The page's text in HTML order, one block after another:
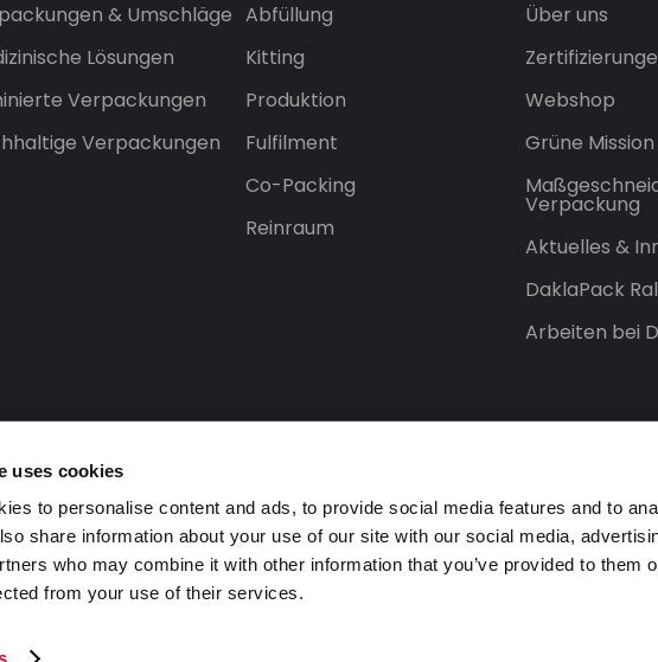
uses cookies
to personalise content and ads, to provide social media features and to
share information about your use of our site with our social media,
who may combine it with other information that you’ve provided to them
from your use of their services.
& Umschläge
Lösungen
Verpackungen
Verpackungen
Abfüllung
Kitting
Produktion
Fulfilment
Co-Packing
Reinraum
Über uns
Webshop
Grüne Mission
Verpackung
Aktuelles &
DaklaPack
Arbeiten bei
Alle Rechte vorbehalten